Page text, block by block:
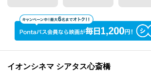
イオンシネマ シアタス心斎橋